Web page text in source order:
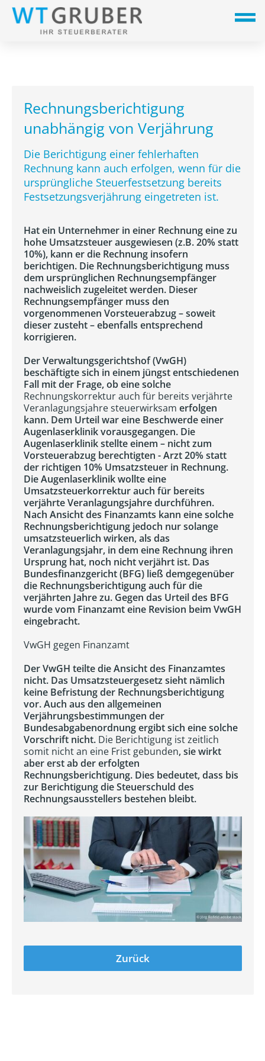
Rechnungsberichtigung
unabhängig von Verjährung
Die Berichtigung einer fehlerhaften
Rechnung kann auch erfolgen, wenn für die
ursprüngliche Steuerfestsetzung bereits
Festsetzungsverjährung eingetreten ist.
Hat ein Unternehmer in einer Rechnung eine zu
hohe Umsatzsteuer ausgewiesen (z.B. 20% statt
10%), kann er die Rechnung insofern
berichtigen. Die Rechnungsberichtigung muss
dem ursprünglichen Rechnungsempfänger
nachweislich zugeleitet werden. Dieser
Rechnungsempfänger muss den
vorgenommenen Vorsteuerabzug – soweit
dieser zusteht – ebenfalls entsprechend
korrigieren.
Der Verwaltungsgerichtshof (VwGH)
beschäftigte sich in einem jüngst entschiedenen
Fall mit der Frage, ob eine solche
Rechnungskorrektur auch für bereits verjährte
Veranlagungsjahre steuerwirksam erfolgen
kann. Dem Urteil war eine Beschwerde einer
Augenlaserklinik vorausgegangen. Die
Augenlaserklinik stellte einem – nicht zum
Vorsteuerabzug berechtigten - Arzt 20% statt
der richtigen 10% Umsatzsteuer in Rechnung.
Die Augenlaserklinik wollte eine
Umsatzsteuerkorrektur auch für bereits
verjährte Veranlagungsjahre durchführen.
Nach Ansicht des Finanzamts kann eine solche
Rechnungsberichtigung jedoch nur solange
umsatzsteuerlich wirken, als das
Veranlagungsjahr, in dem eine Rechnung ihren
Ursprung hat, noch nicht verjährt ist. Das
Bundesfinanzgericht (BFG) ließ demgegenüber
die Rechnungsberichtigung auch für die
verjährten Jahre zu. Gegen das Urteil des BFG
wurde vom Finanzamt eine Revision beim VwGH
eingebracht.
VwGH gegen Finanzamt
Der VwGH teilte die Ansicht des Finanzamtes
nicht. Das Umsatzsteuergesetz sieht nämlich
keine Befristung der Rechnungsberichtigung
vor. Auch aus den allgemeinen
Verjährungsbestimmungen der
Bundesabgabenordnung ergibt sich eine solche
Vorschrift nicht. Die Berichtigung ist zeitlich
somit nicht an eine Frist gebunden, sie wirkt
aber erst ab der erfolgten
Rechnungsberichtigung. Dies bedeutet, dass bis
zur Berichtigung die Steuerschuld des
Rechnungsausstellers bestehen bleibt.
Zurück